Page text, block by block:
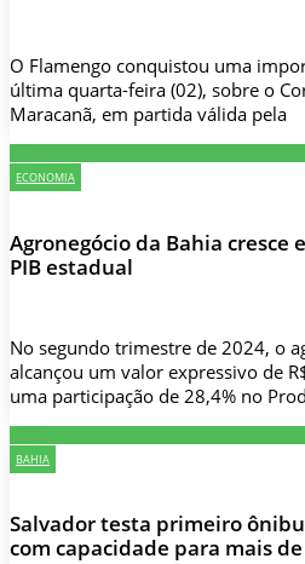
O Flamengo conquistou uma
última quarta-feira (02), sobre o
Maracanã, em partida válida pela
ECONOMIA
Agronegócio da Bahia cresce
PIB estadual
No segundo trimestre de 2024, o
alcançou um valor expressivo de
uma participação de 28,4% no
BAHIA
Salvador testa primeiro
com capacidade para mais